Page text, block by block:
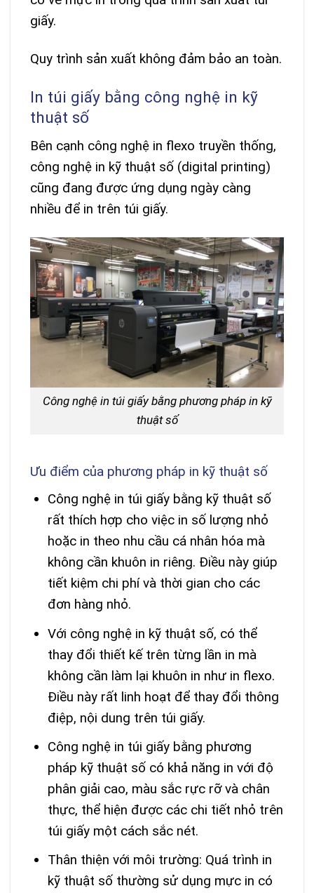
giấy.
Quy trình sản xuất không đảm bảo an toàn.
In túi giấy bằng công nghệ in kỹ
thuật số
Bên cạnh công nghệ in flexo truyền thống,
công nghệ in kỹ thuật số (digital printing)
cũng đang được ứng dụng ngày càng
nhiều để in trên túi giấy.
Công nghệ in túi giấy bằng phương pháp in kỹ
thuật số
Ưu điểm của phương pháp in kỹ thuật số
Công nghệ in túi giấy bằng kỹ thuật số
rất thích hợp cho việc in số lượng nhỏ
hoặc in theo nhu cầu cá nhân hóa mà
không cần khuôn in riêng. Điều này giúp
tiết kiệm chi phí và thời gian cho các
đơn hàng nhỏ.
Với công nghệ in kỹ thuật số, có thể
thay đổi thiết kế trên từng lần in mà
không cần làm lại khuôn in như in flexo.
Điều này rất linh hoạt để thay đổi thông
điệp, nội dung trên túi giấy.
Công nghệ in túi giấy bằng phương
pháp kỹ thuật số có khả năng in với độ
phân giải cao, màu sắc rực rỡ và chân
thực, thể hiện được các chi tiết nhỏ trên
túi giấy một cách sắc nét.
Thân thiện với môi trường: Quá trình in
kỹ thuật số thường sử dụng mực in có